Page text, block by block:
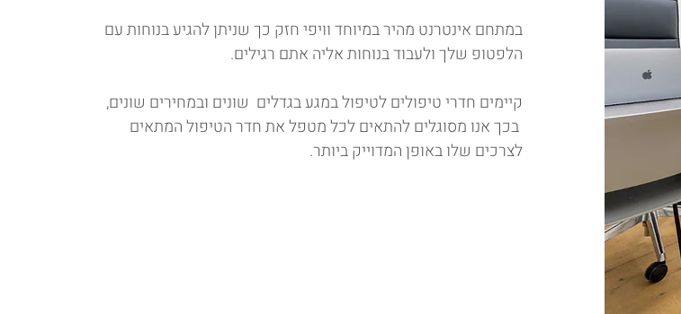
במתחם אינטרנט מהיר במיוחד וויפי חזק כך שניתן להגיע בנוחות עם
הלפטופ שלך ולעבוד בנוחות אליה אתם רגילים.
קיימים חדרי טיפולים לטיפול במגע בגדלים שונים ובמחירים שונים,
בכך אנו מסוגלים להתאים לכל מטפל את חדר הטיפול המתאים
לצרכים שלו באופן המדוייק ביותר.